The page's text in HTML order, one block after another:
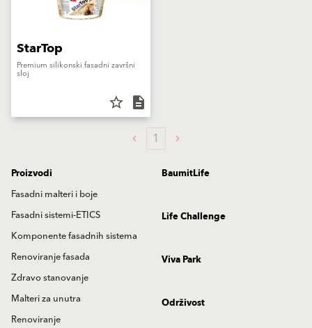
StarTop
Premium silikonski fasadni završni
sloj
star_border description
1
Proizvodi
Fasadni malteri i boje
Fasadni sistemi-ETICS
Komponente fasadnih sistema
Renoviranje fasada
Zdravo stanovanje
Malteri za unutra
Renoviranje
BaumitLife
Life Challenge
Viva Park
Održivost